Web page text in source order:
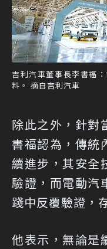
吉利汽車董事長李書福
料。 摘自吉利汽車
除此之外，針對
書福認為，傳統
續進步，其安全
驗證，而電動汽
踐中反覆驗證，
他表示，無論是